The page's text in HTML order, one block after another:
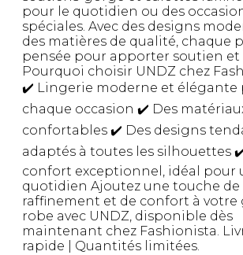
pour le quotidien ou des
spéciales. Avec des designs
des matières de qualité, chaque
pensée pour apporter soutien et
Pourquoi choisir UNDZ chez
✔️ Lingerie moderne et élégante
chaque occasion ✔️ Des
confortables ✔️ Des designs
adaptés à toutes les silhouettes
confort exceptionnel, idéal pour
quotidien Ajoutez une touche de
raffinement et de confort à votre
robe avec UNDZ, disponible dès
maintenant chez Fashionista.
rapide | Quantités limitées.